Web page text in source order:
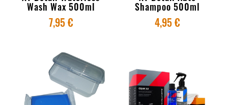
Wash Wax 500ml
7,95 €
Shampoo 500ml
4,95 €